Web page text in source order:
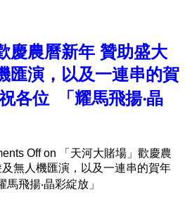
慶農曆新年 贊助盛大
匯演，以及一連串的賀
各位 「耀馬飛揚‧晶
Offon 「天河大賭場」歡慶農
無人機匯演，以及一連串的賀年
飛揚‧晶彩綻放」